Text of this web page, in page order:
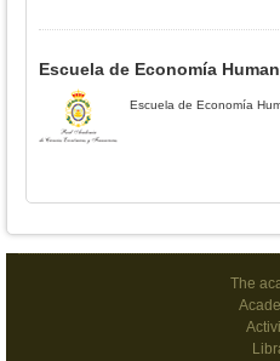
Escuela de Economía
Escuela de Economía
The